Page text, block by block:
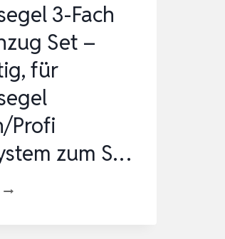
3-Fach
Set –
für
Profi
zum S…
SONNENSEGEL